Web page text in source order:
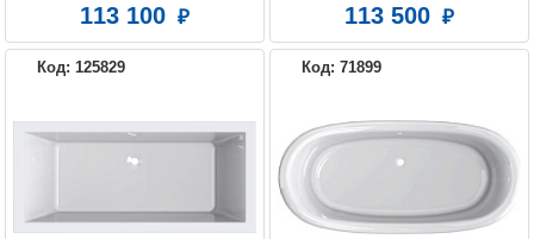
литой мрамор, L 182х125
113 100 113 500
Код: 125829 Код: 71899